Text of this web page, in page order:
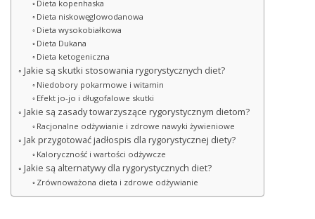
Dieta kopenhaska
Dieta niskowęglowodanowa
Dieta wysokobiałkowa
Dieta Dukana
Dieta ketogeniczna
Jakie są skutki stosowania rygorystycznych diet?
Niedobory pokarmowe i witamin
Efekt jo-jo i długofalowe skutki
Jakie są zasady towarzyszące rygorystycznym dietom?
Racjonalne odżywianie i zdrowe nawyki żywieniowe
Jak przygotować jadłospis dla rygorystycznej diety?
Kaloryczność i wartości odżywcze
Jakie są alternatywy dla rygorystycznych diet?
Zrównoważona dieta i zdrowe odżywianie